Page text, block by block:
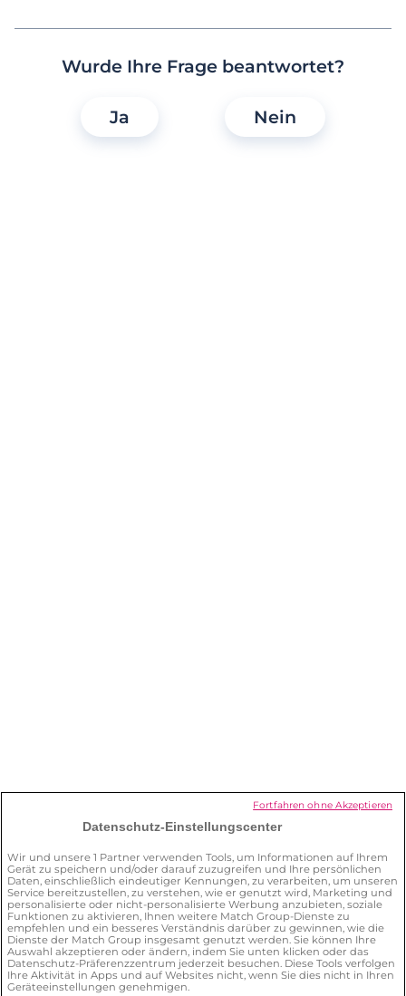
Kontoauszügen angezeigt?
Abonnement kündigen
der Plattform tun?
Wie kann ich den
Datenschutzbeauftragten
kontaktieren?
Wurde Ihre Frage beantwortet?
Ja Nein
Datenschutz-Einstellungscenter
Wir und unsere 1 Partner verwenden Tools, um Informationen auf Ihrem
Gerät zu speichern und/oder darauf zuzugreifen und Ihre persönlichen
Daten, einschließlich eindeutiger Kennungen, zu verarbeiten, um unseren
Service bereitzustellen, zu verstehen, wie er genutzt wird, Marketing und
personalisierte oder nicht-personalisierte Werbung anzubieten, soziale
Funktionen zu aktivieren, Ihnen weitere Match Group-Dienste zu
empfehlen und ein besseres Verständnis darüber zu gewinnen, wie die
Dienste der Match Group insgesamt genutzt werden. Sie können Ihre
Auswahl akzeptieren oder ändern, indem Sie unten klicken oder das
Datenschutz-Präferenzzentrum jederzeit besuchen. Diese Tools verfolgen
Ihre Aktivität in Apps und auf Websites nicht, wenn Sie dies nicht in Ihren
Geräteeinstellungen genehmigen.
Fortfahren ohne Akzeptieren